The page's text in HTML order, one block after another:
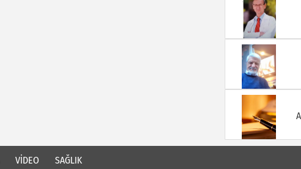
01.07.2026
VİDEO SAĞLIK